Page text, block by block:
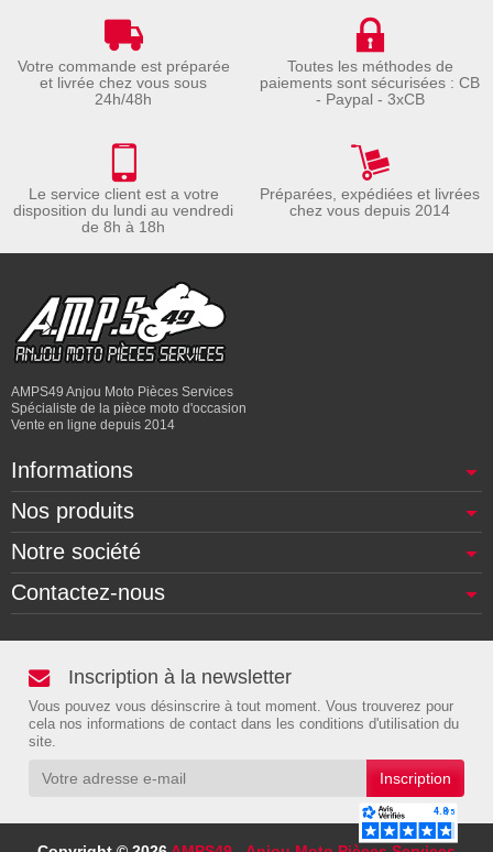
Votre commande est préparée
et livrée chez vous sous
24h/48h
Toutes les méthodes de
paiements sont sécurisées : CB
- Paypal - 3xCB
Le service client est a votre
disposition du lundi au vendredi
de 8h à 18h
Préparées, expédiées et livrées
chez vous depuis 2014
AMPS49 Anjou Moto Pièces Services
Spécialiste de la pièce moto d'occasion
Vente en ligne depuis 2014
Informations
Nos produits
Notre société
Contactez-nous
Inscription à la newsletter
Vous pouvez vous désinscrire à tout moment. Vous trouverez pour
cela nos informations de contact dans les conditions d'utilisation du
site.